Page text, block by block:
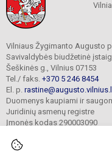
Vilniaus Žygimanto Augusto
Savivaldybės biudžetinė
Šeškinės g., Vilnius 07153
Tel./ faks. +370 5 246 8454
El. p.
Duomenys kaupiami ir
Juridinių asmenų registre
Įmonės kodas 290003090